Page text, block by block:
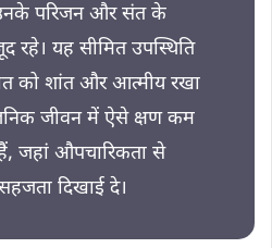
उनके परिजन और संत के
रहे। यह सीमित उपस्थिति
को शांत और आत्मीय रखा
जीवन में ऐसे क्षण कम
जहां औपचारिकता से
दिखाई दे।